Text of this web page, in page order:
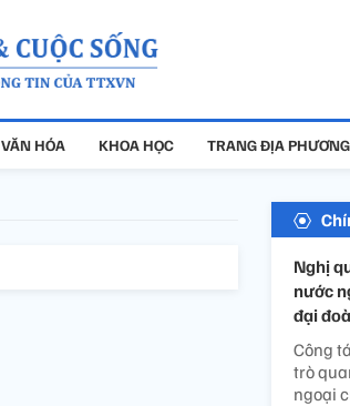
VĂN HÓA KHOA HỌC TRANG ĐỊA PHƯƠNG
Nghị
nước
đại
Công
trò
ngoại